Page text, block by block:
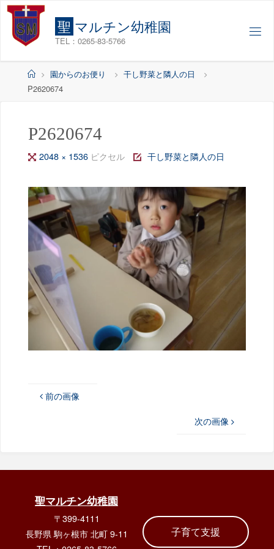
コ
聖 マルチン幼稚園
TEL：0265-83-5766
ホ
ー
園からのお便り
干し野菜と隣人の日
P2620674
P2620674
フ
サ
イ
ズ
2048 × 1536 ピクセル 干し野菜と隣人の日
前の画像
次の画像
聖マルチン幼稚園
〒399-4111
長野県 駒ヶ根市 北町 9-11
子育て支援